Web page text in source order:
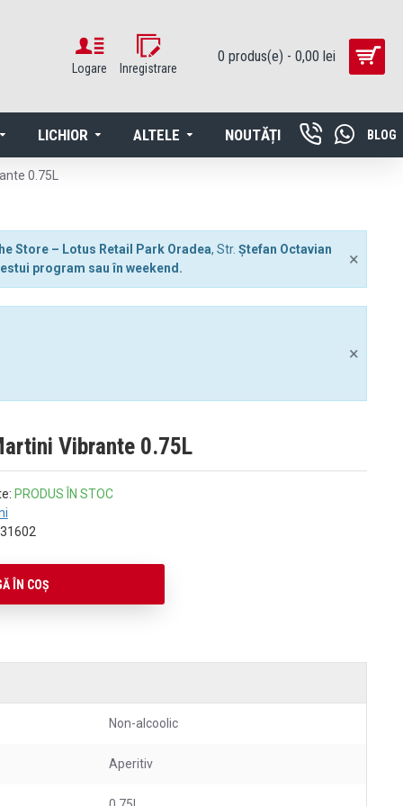
Logare Inregistrare
0 produs(e) - 0,00 lei
LICHIOR ALTELE NOUTĂȚI BLOG
0.75L
Store – Lotus Retail Park Oradea, Str. Ștefan Octavian
program sau în weekend. ×
×
Vibrante 0.75L
PRODUS ÎN STOC
31602
ÎN COŞ
Non-alcoolic
Aperitiv